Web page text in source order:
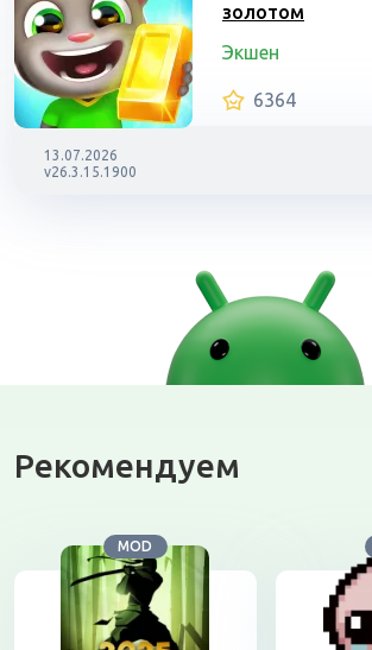
золотом
Экшен
6364
13.07.2026
v26.3.15.1900
Рекомендуем
MOD